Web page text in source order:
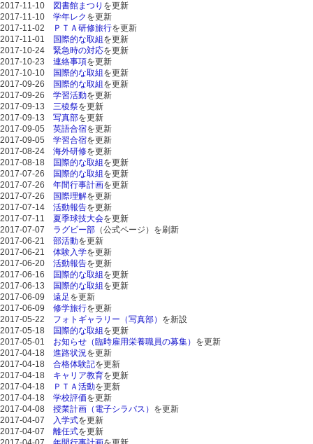
2017-11-10
図書館まつり を更新
2017-11-10 学年レク を更新
2017-11-02
ＰＴＡ研修旅行を更新
2017-11-01
国際的な取組 を更新
2017-10-24 緊急時の対応を更新
2017-10-23 連絡事項を更新
2017-10-10
国際的な取組 を更新
2017-09-26
国際的な取組 を更新
2017-09-26 学習活動を更新
2017-09-13 三稜祭を更新
2017-09-13 写真部を更新
2017-09-05 英語合宿を更新
2017-09-05 学習合宿を更新
2017-08-24 海外研修を更新
2017-08-18
国際的な取組 を更新
2017-07-26
国際的な取組 を更新
2017-07-26 年間行事計画を更新
2017-07-26
国際理解を更新
2017-07-14 活動報告を更新
2017-07-11 夏季球技大会を更新
2017-07-07 ラグビー部 （公式ページ）を刷新
2017-06-21 部活動を更新
2017-06-21 体験入学を更新
2017-06-20 活動報告を更新
2017-06-16
国際的な取組 を更新
2017-06-13
国際的な取組 を更新
2017-06-09 遠足 を更新
2017-06-09 修学旅行を更新
2017-05-22 フォトギャラリー（写真部） を新設
2017-05-18
国際的な取組 を更新
2017-05-01 お知らせ（臨時雇用栄養職員の募集） を更新
2017-04-18 進路状況を更新
2017-04-18 合格体験記を更新
2017-04-18 キャリア教育を更新
2017-04-18
ＰＴＡ活動を更新
2017-04-18 学校評価を更新
2017-04-08 授業計画（電子シラバス） を更新
2017-04-07
入学式を更新
2017-04-07 離任式を更新